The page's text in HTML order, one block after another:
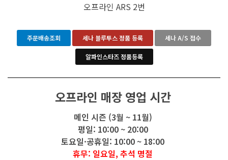
오프라인 ARS 2번
주문배송조회 세나 블루투스 정품 등록 세나 A/S 접수
알파인스타즈 정품등록
오프라인 매장 영업 시간
메인 시즌 (3월 ~ 11월)
평일: 10:00 ~ 20:00
토요일·공휴일: 10:00 ~ 18:00
휴무: 일요일, 추석 명절